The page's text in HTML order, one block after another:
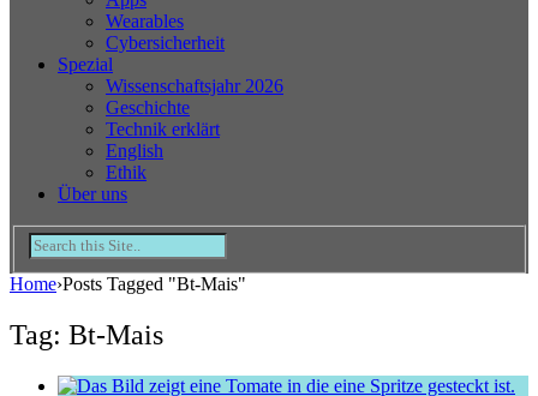
Wearables
Cybersicherheit
Spezial
Wissenschaftsjahr 2026
Geschichte
Technik erklärt
English
Ethik
Über uns
Home›Posts Tagged "Bt-Mais"
Tag: Bt-Mais